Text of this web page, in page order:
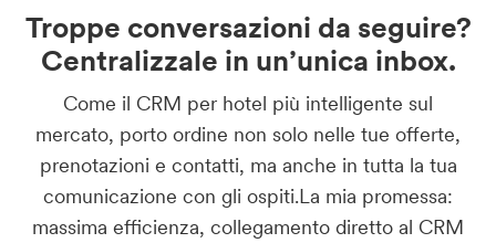
Troppe conversazioni da seguire?
Centralizzale in un’unica inbox.
Come il CRM per hotel più intelligente sul
mercato, porto ordine non solo nelle tue offerte,
prenotazioni e contatti, ma anche in tutta la tua
comunicazione con gli ospiti.La mia promessa:
massima efficienza, collegamento diretto al CRM